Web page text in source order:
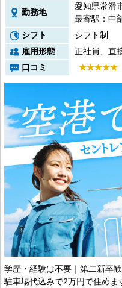
栃木県
群馬県
埼玉県
千葉県
東京都
神奈川県
東北エリア
岩手県
秋田県
宮城県
山形県
福島県
北海道エリア
北海道
甲信越・北陸エリア
新潟県
富山県
石川県
福井県
長野県
山梨県
中国エリア
勤務地
愛知県常滑
最寄駅：中
シフト
シフト制
雇用形態
正社員、直
口コミ
学歴・経験は不要｜第二新卒
駐車場代込みで2万円で住めま